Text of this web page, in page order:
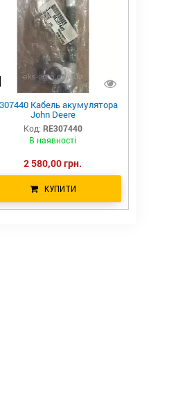
Кабель акумулятора
John Deere
Код: RE307440
В наявності
2 580,00 грн.
КУПИТИ